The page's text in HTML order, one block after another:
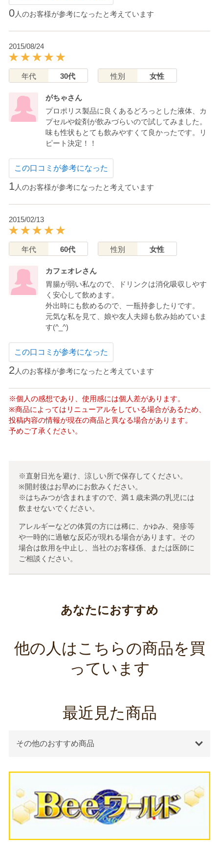
0人のお客様が参考になったと考えています
2015/08/24
年代 30代 性別 女性
がちゃさん
プロポリス製品に良くあるどろっとした液体、カ
プセルや錠剤が飲みづらいので試してみました。
味も性状もとても飲みやすくて良かったです。リ
ピート決定！！
この口コミが参考になった
1人のお客様が参考になったと考えています
2015/02/13
年代 60代 性別 女性
カフェオレさん
胃腸が弱い私なので、ドリンクは消化吸収しやす
く安心して飲めます。
外出時にも飲めるので、一瓶持参したりです。
元気な私を見て、娘や友人夫婦も飲み始めていま
す(^_^)
この口コミが参考になった
2 人のお客様が参考になったと考えています
※個人の感想であり、使用感には個人差があります。
※商品によってはリニューアルをしている場合があるため、
投稿内容の情報が現在の商品と異なる場合があります。
予めご了承ください。
※直射日光を避け、涼しい所で保存してください。
※開封後はお早めにお飲みください。
※はちみつが含まれますので、満１歳未満の乳児には
飲ませないでください。
アレルギーなどの体質の方には稀に、かゆみ、発疹等
や一時的に過敏な反応が現れる場合があります。その
場合は飲用を中止し、当社のお客様係、または医師に
ご相談ください。
あなたにおすすめ
他の人はこちらの商品を買
っています
最近見た商品
その他のおすすめ商品